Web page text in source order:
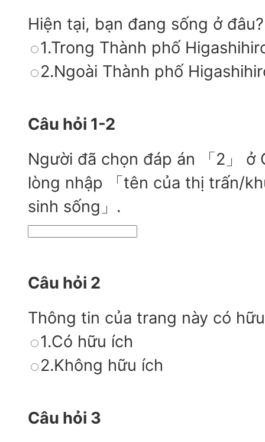
Hiện tại, bạn đang sống ở đâu?
1.Trong Thành phố
2.Ngoài Thành phố
Câu hỏi 1-2
Người đã chọn đáp án 「2」 ở
lòng nhập 「tên của thị trấn/
sinh sống」.
Câu hỏi 2
Thông tin của trang này có
1.Có hữu ích
2.Không hữu ích
Câu hỏi 3